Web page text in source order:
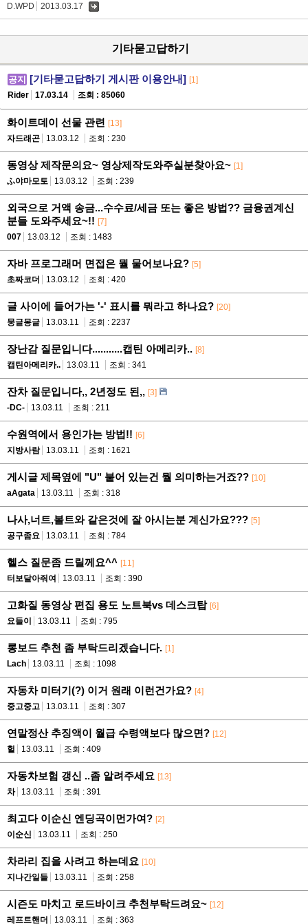
D.WPD 2013.03.17
기타묻고답하기
공지 [기타묻고답하기 게시판 이용안내] [1]
Rider
17.03.14 조회 : 85060
화이트데이 선물 관련 [13]
자드래곤
13.03.12 조회 : 230
동영상 제작문의요~ 영상제작도와주실분찾아요~ [1]
ふ야마모토
13.03.12 조회 : 239
외국으로 거액 송금...수수료/세금 또는 좋은 방법?? 금융권계신
분들 도와주세요~!! [7]
007
13.03.12 조회 : 1483
자바 프로그래머 면접은 뭘 물어보나요? [5]
초짜코더
13.03.12 조회 : 420
글 사이에 들어가는 '-' 표시를 뭐라고 하나요? [20]
뭉글몽글
13.03.11 조회 : 2237
장난감 질문입니다...........캡틴 아메리카.. [8]
캡틴아메리카..
13.03.11 조회 : 341
잔차 질문입니다,, 2년정도 된,, [3]
-DC-
13.03.11 조회 : 211
수원역에서 용인가는 방법!! [6]
지방사람
13.03.11 조회 : 1621
게시글 제목옆에 "U" 붙어 있는건 뭘 의미하는거죠?? [10]
aAgata
13.03.11 조회 : 318
나사,너트,볼트와 같은것에 잘 아시는분 계신가요??? [5]
공구좀요
13.03.11 조회 : 784
헬스 질문좀 드릴께요^^ [11]
터보달아줘여
13.03.11 조회 : 390
고화질 동영상 편집 용도 노트북vs 데스크탑 [6]
요들이
13.03.11 조회 : 795
롱보드 추천 좀 부탁드리겠습니다. [1]
Lach
13.03.11 조회 : 1098
자동차 미터기(?) 이거 원래 이런건가요? [4]
중고중고
13.03.11 조회 : 307
연말정산 추징액이 월급 수령액보다 많으면? [12]
헐
13.03.11 조회 : 409
자동차보험 갱신 ..좀 알려주세요 [13]
차
13.03.11 조회 : 391
최고다 이순신 엔딩곡이먼가여? [2]
이순신
13.03.11 조회 : 250
차라리 집을 사려고 하는데요 [10]
지나간일들
13.03.11 조회 : 258
시즌도 마치고 로드바이크 추천부탁드려요~ [12]
레프트핸더
13.03.11 조회 : 363